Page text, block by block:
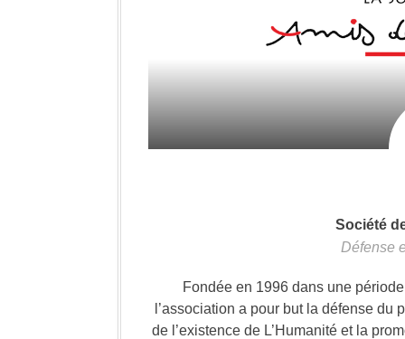
Société
Défense
Fondée en 1996 dans une
l’association a pour but la défense
de l’existence de L’Humanité et la